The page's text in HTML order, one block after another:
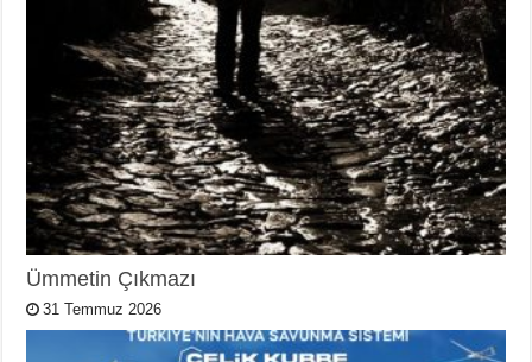
Ümmetin Çıkmazı
31 Temmuz 2026